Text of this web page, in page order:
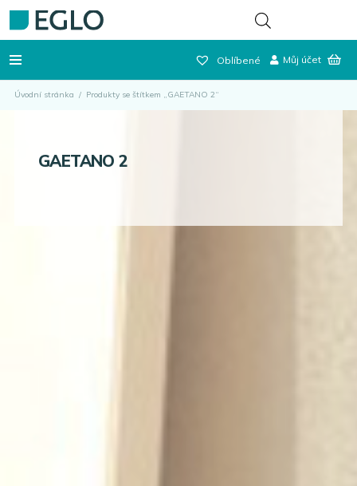
Oblíbené Můj účet
Úvodní stránka / Produkty se štítkem „GAETANO 2“
GAETANO 2